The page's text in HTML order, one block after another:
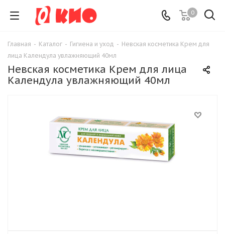
0
Главная - Каталог - Гигиена и уход - Невская косметика Крем для
лица Календула увлажняющий 40мл
Невская косметика Крем для лица
Календула увлажняющий 40мл